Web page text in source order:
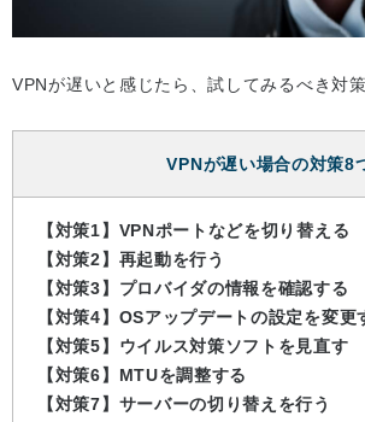
VPNが遅いと感じたら、試してみるべき対
VPNが遅い場合の対策8
【対策1】VPNポートなどを切り替える
【対策2】再起動を行う
【対策3】プロバイダの情報を確認する
【対策4】OSアップデートの設定を変更
【対策5】ウイルス対策ソフトを見直す
【対策6】MTUを調整する
【対策7】サーバーの切り替えを行う